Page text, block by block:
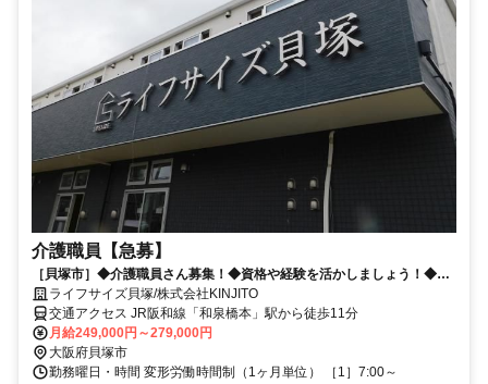
介護職員【急募】
［貝塚市］◆介護職員さん募集！◆資格や経験を活かしましょう！◆施
設見学可能！
ライフサイズ貝塚/株式会社KINJITO
交通アクセス JR阪和線「和泉橋本」駅から徒歩11分
月給249,000円～279,000円
大阪府貝塚市
勤務曜日・時間 変形労働時間制（1ヶ月単位） ［1］7:00～